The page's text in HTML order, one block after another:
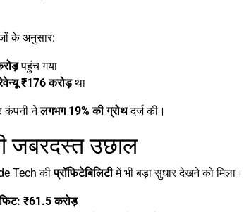
के अनुसार:
पहुंच गया
₹176 करोड़था
कंपनी नेलगभग 19% की ग्रोथदर्ज की।
जबरदस्त उछाल
Tech कीप्रॉफिटेबिलिटीमें भी बड़ा सुधार देखने को मिला।
₹61.5 करोड़